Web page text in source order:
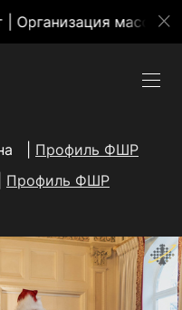
массовых
| Профиль ФШР
Профиль ФШР